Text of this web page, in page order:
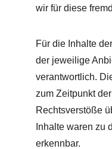
wir für diese
Für die Inhalte
der jeweilige
verantwortlich.
zum Zeitpunkt
Rechtsverstöße
Inhalte waren zu
erkennbar.